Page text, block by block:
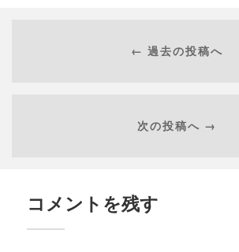
← 過去の投稿へ
次の投稿へ →
コメントを残す